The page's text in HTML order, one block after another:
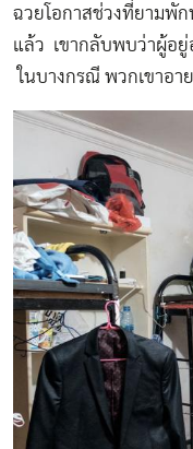
ฉวยโอกาสช่วงที่ยามพัก
แล้ว เขากลับพบว่าผู้อยู่
ในบางกรณี พวกเขาอ